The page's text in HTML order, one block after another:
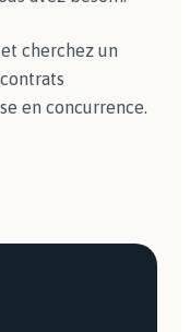
et cherchez un
en concurrence.